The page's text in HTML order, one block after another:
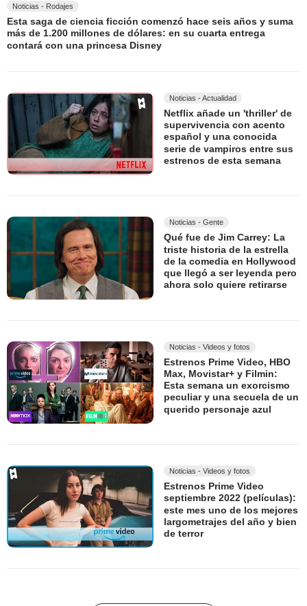
Noticias - Rodajes
Esta saga de ciencia ficción comenzó hace seis años y suma
más de 1.200 millones de dólares: en su cuarta entrega
contará con una princesa Disney
Noticias - Actualidad
Netflix añade un 'thriller' de
supervivencia con acento
español y una conocida
serie de vampiros entre sus
estrenos de esta semana
Noticias - Gente
Qué fue de Jim Carrey: La
triste historia de la estrella
de la comedia en Hollywood
que llegó a ser leyenda pero
ahora solo quiere retirarse
Noticias - Videos y fotos
Estrenos Prime Video, HBO
Max, Movistar+ y Filmin:
Esta semana un exorcismo
peculiar y una secuela de un
querido personaje azul
Noticias - Videos y fotos
Estrenos Prime Video
septiembre 2022 (películas):
este mes uno de los mejores
largometrajes del año y bien
de terror